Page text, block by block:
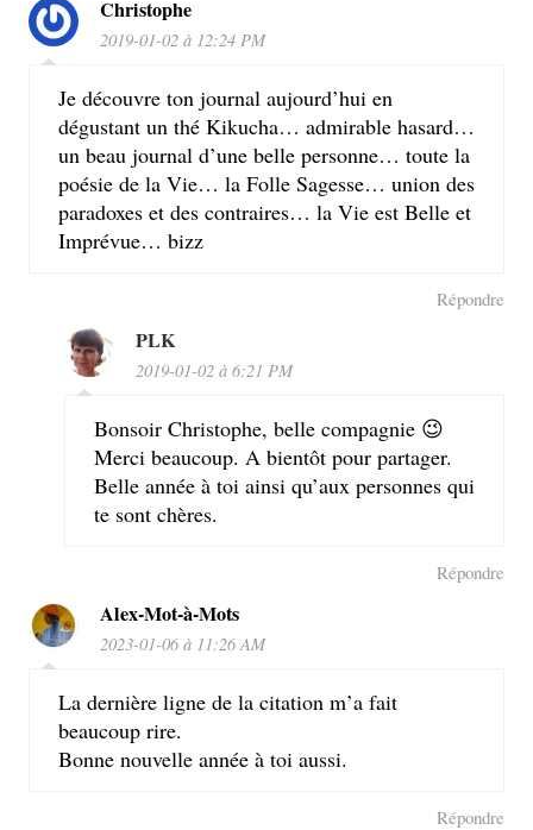
Christophe
2019-01-02 à 12:24 PM
Je découvre ton journal aujourd’hui en
dégustant un thé Kikucha… admirable hasard…
un beau journal d’une belle personne… toute la
poésie de la Vie… la Folle Sagesse… union des
paradoxes et des contraires… la Vie est Belle et
Imprévue… bizz
Répondre
PLK
2019-01-02 à 6:21 PM
Bonsoir Christophe, belle compagnie 😉
Merci beaucoup. A bientôt pour partager.
Belle année à toi ainsi qu’aux personnes qui
te sont chères.
Répondre
Alex-Mot-à-Mots
2023-01-06 à 11:26 AM
La dernière ligne de la citation m’a fait
beaucoup rire.
Bonne nouvelle année à toi aussi.
Répondre